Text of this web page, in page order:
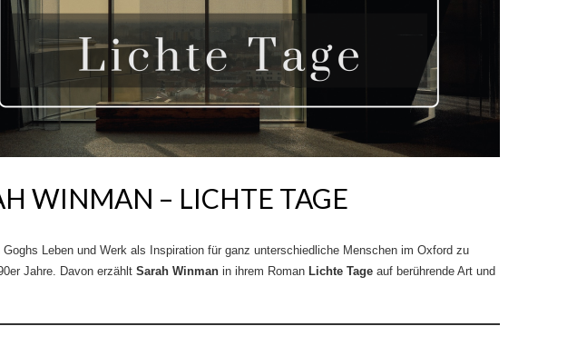
WINMAN – LICHTE TAGE
Leben und Werk als Inspiration für ganz unterschiedliche Menschen im Oxford zu
Jahre. Davon erzählt Sarah Winman in ihrem Roman Lichte Tage auf berührende Art und